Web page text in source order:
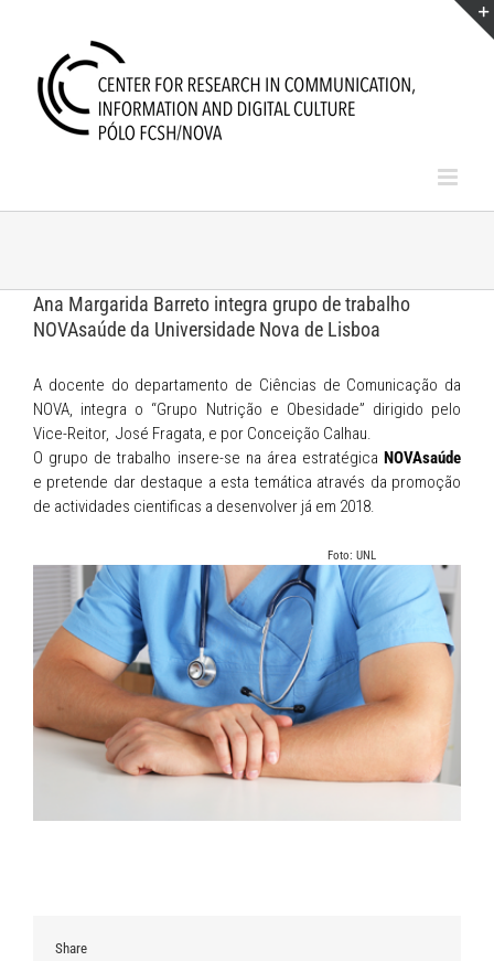
Ana Margarida Barreto integra grupo de trabalho
NOVAsaúde da Universidade Nova de Lisboa
A docente do departamento de Ciências de Comunicação da
NOVA, integra o “Grupo Nutrição e Obesidade” dirigido pelo
Vice-Reitor, José Fragata, e por Conceição Calhau.
O grupo de trabalho insere-se na área estratégica NOVAsaúde
e pretende dar destaque a esta temática através da promoção
de actividades cientificas a desenvolver já em 2018.
Foto: UNL
Share